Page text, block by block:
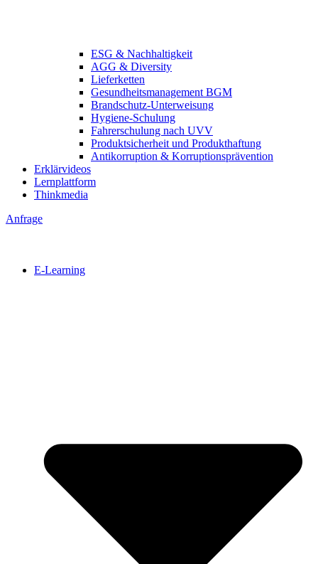
ESG & Nachhaltigkeit
AGG & Diversity
Lieferketten
Gesundheitsmanagement BGM
Brandschutz-Unterweisung
Hygiene-Schulung
Fahrerschulung nach UVV
Produktsicherheit und Produkthaftung
Antikorruption & Korruptionsprävention
Erklärvideos
Lernplattform
Thinkmedia
Anfrage
E-Learning